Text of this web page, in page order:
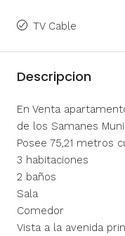
TV Cable
Descripcion
En Venta
de los Samanes
Posee 75,21 metros
3 habitaciones
2 baños
Sala
Comedor
Vista a la avenida